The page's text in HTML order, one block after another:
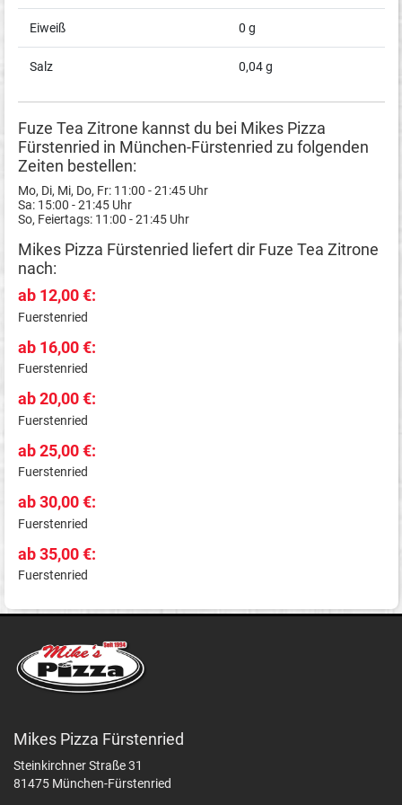
Eiweiß 0 g
Salz 0,04 g
Fuze Tea Zitrone kannst du bei Mikes Pizza
Fürstenried in München-Fürstenried zu folgenden
Zeiten bestellen:
Mo, Di, Mi, Do, Fr: 11:00 - 21:45 Uhr
Sa: 15:00 - 21:45 Uhr
So, Feiertags: 11:00 - 21:45 Uhr
Mikes Pizza Fürstenried liefert dir Fuze Tea Zitrone
nach:
ab 12,00 €:
Fuerstenried
ab 16,00 €:
Fuerstenried
ab 20,00 €:
Fuerstenried
ab 25,00 €:
Fuerstenried
ab 30,00 €:
Fuerstenried
ab 35,00 €:
Fuerstenried
Mikes Pizza Fürstenried
Steinkirchner Straße 31
81475 München-Fürstenried